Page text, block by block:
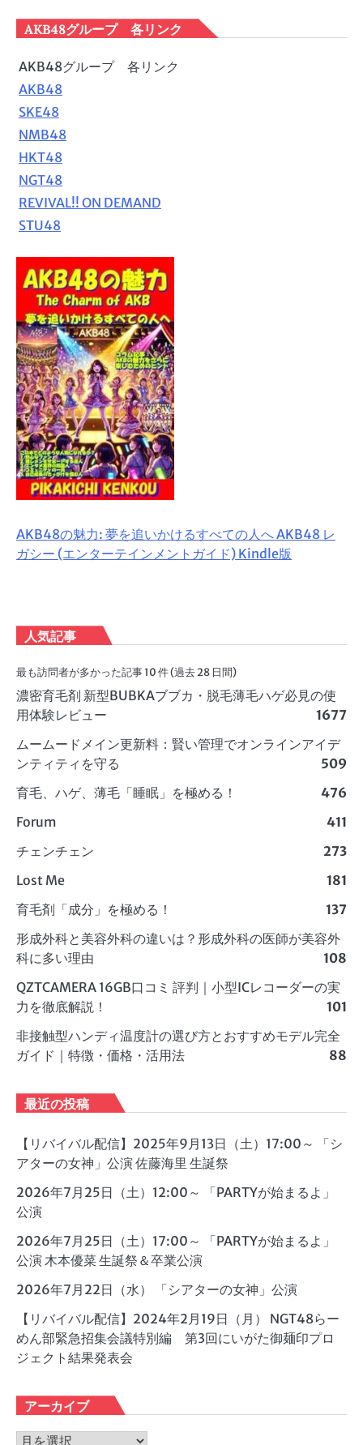
AKB48グループ 各リンク
AKB48グループ 各リンク
AKB48
SKE48
NMB48
HKT48
NGT48
REVIVAL!! ON DEMAND
STU48
AKB48の魅力: 夢を追いかけるすべての人へ AKB48 レ
ガシー (エンターテインメントガイド) Kindle版
人気記事
最も訪問者が多かった記事 10 件 (過去 28 日間)
濃密育毛剤 新型BUBKAブブカ・脱毛薄毛ハゲ必見の使
用体験レビュー
1677
ムームードメイン更新料：賢い管理でオンラインアイデ
ンティティを守る
509
育毛、ハゲ、薄毛「睡眠」を極める！
476
Forum
411
チェンチェン
273
Lost Me
181
育毛剤「成分」を極める！
137
形成外科と美容外科の違いは？形成外科の医師が美容外
科に多い理由
108
QZTCAMERA 16GB口コミ 評判｜小型ICレコーダーの実
力を徹底解説！
101
非接触型ハンディ温度計の選び方とおすすめモデル完全
ガイド｜特徴・価格・活用法
88
最近の投稿
【リバイバル配信】2025年9月13日（土）17:00～ 「シ
アターの女神」公演 佐藤海里 生誕祭
2026年7月25日（土）12:00～ 「PARTYが始まるよ」
公演
2026年7月25日（土）17:00～ 「PARTYが始まるよ」
公演 木本優菜 生誕祭＆卒業公演
2026年7月22日（水） 「シアターの女神」公演
【リバイバル配信】2024年2月19日（月） NGT48らー
めん部緊急招集会議特別編 第3回にいがた御麺印プロ
ジェクト結果発表会
アーカイブ
ア